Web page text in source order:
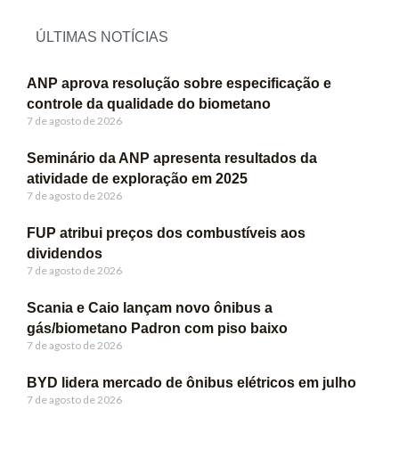
ÚLTIMAS NOTÍCIAS
ANP aprova resolução sobre especificação e
controle da qualidade do biometano
7 de agosto de 2026
Seminário da ANP apresenta resultados da
atividade de exploração em 2025
7 de agosto de 2026
FUP atribui preços dos combustíveis aos
dividendos
7 de agosto de 2026
Scania e Caio lançam novo ônibus a
gás/biometano Padron com piso baixo
7 de agosto de 2026
BYD lidera mercado de ônibus elétricos em julho
7 de agosto de 2026